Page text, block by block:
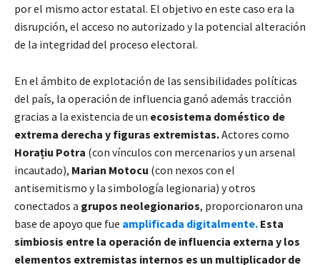
por el mismo actor estatal. El objetivo en este caso era la
disrupción, el acceso no autorizado y la potencial alteración
de la integridad del proceso electoral.
En el ámbito de explotación de las sensibilidades políticas
del país, la operación de influencia ganó además tracción
gracias a la existencia de un ecosistema doméstico de
extrema derecha y figuras extremistas.Actores como
Horațiu Potra (con vínculos con mercenarios y un arsenal
incautado), Marian Motocu (con nexos con el
antisemitismo y la simbología legionaria) y otros
conectados a grupos neolegionarios, proporcionaron una
base de apoyo que fue amplificada digitalmente. Esta
simbiosis entre la operación de influencia externa y los
elementos extremistas internos es un multiplicador de